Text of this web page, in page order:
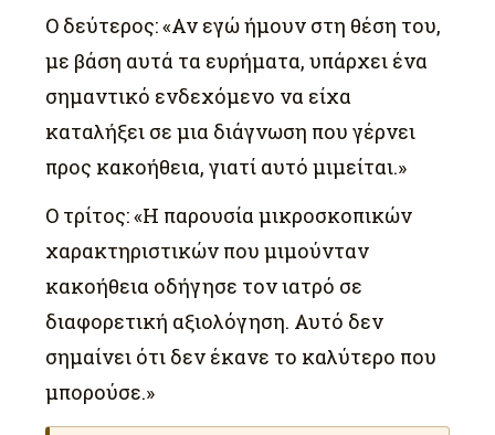
Ο δεύτερος: «Αν εγώ ήμουν στη θέση του,
με βάση αυτά τα ευρήματα, υπάρχει ένα
σημαντικό ενδεχόμενο να είχα
καταλήξει σε μια διάγνωση που γέρνει
προς κακοήθεια, γιατί αυτό μιμείται.»
Ο τρίτος: «Η παρουσία μικροσκοπικών
χαρακτηριστικών που μιμούνταν
κακοήθεια οδήγησε τον ιατρό σε
διαφορετική αξιολόγηση. Αυτό δεν
σημαίνει ότι δεν έκανε το καλύτερο που
μπορούσε.»